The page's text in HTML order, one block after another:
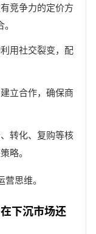
竞争力的定价方
用社交裂变，配
立合作，确保商
转化、复购等核
略。
思维。
下沉市场还